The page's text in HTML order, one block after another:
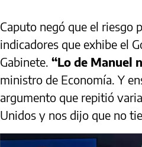
Caputo negó que el riesgo
indicadores que exhibe el
Gabinete. “Lo de Manuel
ministro de Economía. Y
argumento que repitió
Unidos y nos dijo que no